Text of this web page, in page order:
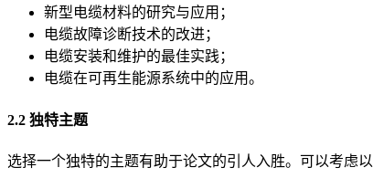
新型电缆材料的研究与应用；
电缆故障诊断技术的改进；
电缆安装和维护的最佳实践；
电缆在可再生能源系统中的应用。
2.2 独特主题
选择一个独特的主题有助于论文的引人入胜。可以考虑以